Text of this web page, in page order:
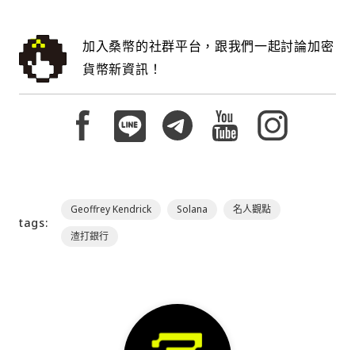
加入桑幣的社群平台，跟我們一起討論加密
貨幣新資訊！
tags:
Geoffrey Kendrick Solana
名人觀點
渣打銀行